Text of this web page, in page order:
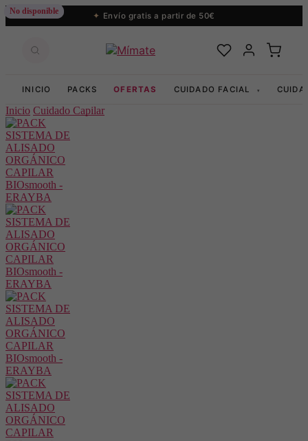
Envío gratis a partir de 50€
INICIO PACKS OFERTAS CUIDADO FACIAL ▾
Inicio Cuidado Capilar
No disponible
No disponible